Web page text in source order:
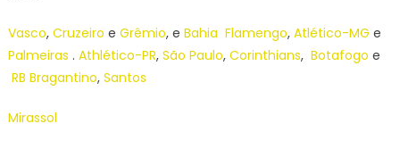
o
Vasco, Cruzeiro e Grêmio, e Bahia Flamengo, Atlético-MG e
Palmeiras . Athlético-PR, São Paulo, Corinthians, Botafogo e
RB Bragantino, Santos
Mirassol